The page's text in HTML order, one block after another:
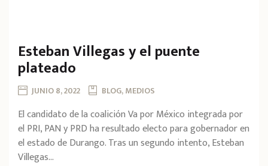
Esteban Villegas y el puente
plateado
JUNIO 8, 2022 BLOG, MEDIOS
El candidato de la coalición Va por México integrada por
el PRI, PAN y PRD ha resultado electo para gobernador en
el estado de Durango. Tras un segundo intento, Esteban
Villegas...